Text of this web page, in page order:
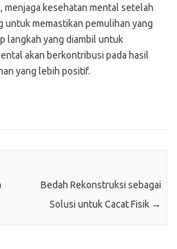
menjaga kesehatan mental setelah
memastikan pemulihan yang
langkah yang diambil untuk
akan berkontribusi pada hasil
yang lebih positif.
Bedah Rekonstruksi sebagai
Solusi untuk Cacat Fisik →